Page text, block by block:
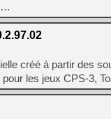
…
créé à partir des
les jeux CPS-3,